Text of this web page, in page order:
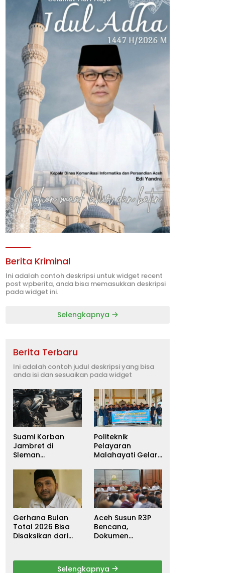
Berita Kriminal
Ini adalah contoh deskripsi untuk widget recent
post wpberita, anda bisa memasukkan deskripsi
pada widget ini.
Selengkapnya
Berita Terbaru
Ini adalah contoh judul deskripsi yang bisa
anda isi dan sesuaikan pada widget
Suami Korban
Jambret di
Sleman
Sebagai
Tersangka, DPR
Turun Tangan
Cari Keadilan
Politeknik
Pelayaran
Malahayati Gelar
untuk Warga
Terdampak Banjir
di Pidie Jaya
Gerhana Bulan
Total 2026 Bisa
Disaksikan dari
Aceh Susun R3P
Bencana,
Dokumen
Ditarget Rampung
Selengkapnya